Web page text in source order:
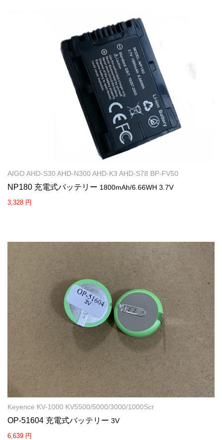
AIGO AHD-S30 AHD-N300 AHD-K3 AHD-S78 BP-FV50
NP180 充電式バッテリー 1800mAh/6.66WH 3.7V
3,328 円
Keyence KV-1000 KV5500/5000/3000/1000Scr
OP-51604 充電式バッテリー 3V
6,639 円